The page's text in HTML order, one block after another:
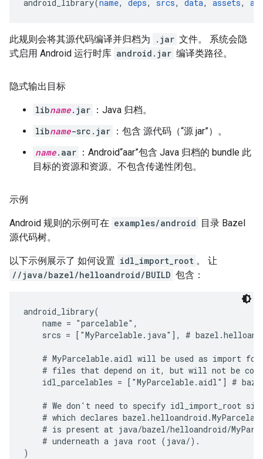
android_library(name, deps, srcs, data, assets,
此规则会将其源代码编译并归档为 .jar 文件。 系统会隐
式启用 Android 运行时库 android.jar 编译类路径。
隐式输出目标
libname.jar ：Java 归档。
libname-src.jar ：包含 源代码（“源 jar”）。
name.aar ：Android“aar”包含 Java 归档的 bundle 此
目标的资源和资源。不包含传递性闭包。
示例
Android 规则的示例可在 examples/android 目录 Bazel
源代码树。
以下示例展示了 如何设置 idl_import_root 。 让
//java/bazel/helloandroid/BUILD 包含：
android_library(
    name = "parcelable",
srcs = ["MyParcelable.java"], #
# MyParcelable.aidl will be used as import for
# files that depend on it, but will not be
idl_parcelables = ["MyParcelable.aidl"] #
# We don't need to specify idl_import_root
# which declares
# is present at java/bazel/helloandroid/
    # underneath a java root (java/).
)